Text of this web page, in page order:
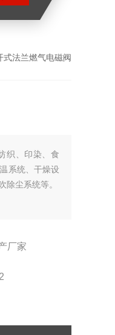
式法兰燃气电磁阀
织、印染、食
系统、干燥设
除尘系统等。
厂家